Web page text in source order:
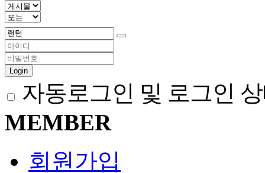
Login
자동로그인 및 로그인
MEMBER
회원가입